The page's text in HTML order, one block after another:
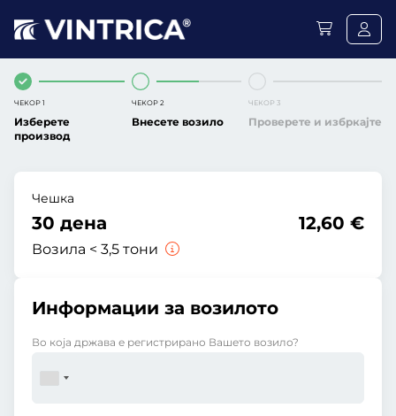
ЧЕКОР 1
Изберете
производ
ЧЕКОР 2
Внесете возило
ЧЕКОР 3
Проверете и избркајте
Чешка
30 дена
Возила < 3,5 тони
12,60 €
Информации за возилото
Во која држава е регистрирано Вашето возило?